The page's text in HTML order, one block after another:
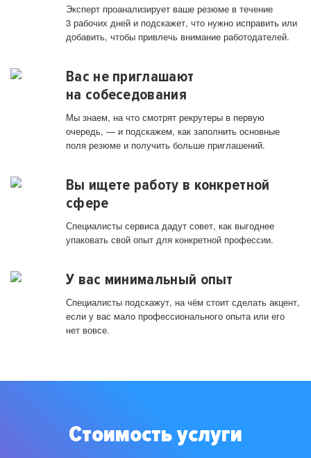
Эксперт проанализирует ваше резюме в течение
3 рабочих дней и подскажет, что нужно исправить или
добавить, чтобы привлечь внимание работодателей.
Вас не приглашают
на собеседования
Мы знаем, на что смотрят рекрутеры в первую
очередь, — и подскажем, как заполнить основные
поля резюме и получить больше приглашений.
Вы ищете работу в конкретной
сфере
Специалисты сервиса дадут совет, как выгоднее
упаковать свой опыт для конкретной профессии.
У вас минимальный опыт
Специалисты подскажут, на чём стоит сделать акцент,
если у вас мало профессионального опыта или его
нет вовсе.
Стоимость услуги